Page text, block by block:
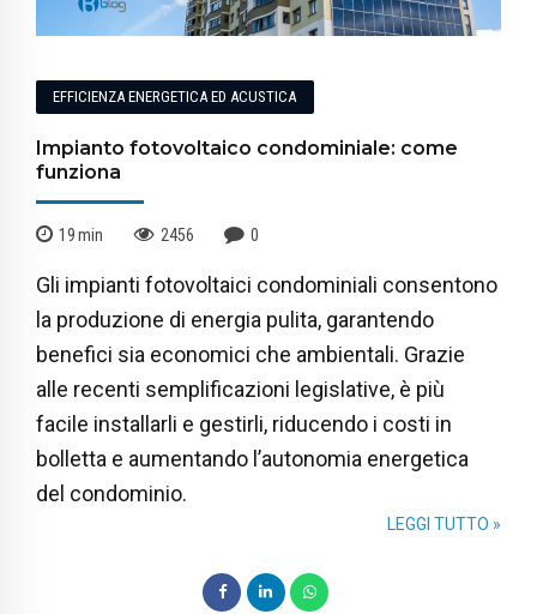
EFFICIENZA ENERGETICA ED ACUSTICA
Impianto fotovoltaico condominiale: come
funziona
19min 2456 0
Gli impianti fotovoltaici condominiali consentono
la produzione di energia pulita, garantendo
benefici sia economici che ambientali. Grazie
alle recenti semplificazioni legislative, è più
facile installarli e gestirli, riducendo i costi in
bolletta e aumentando l’autonomia energetica
del condominio.
LEGGI TUTTO »